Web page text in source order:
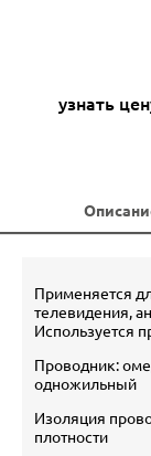
узнать
Применяется
телевидения,
Используется
Проводник:
одножильный
Изоляция
плотности